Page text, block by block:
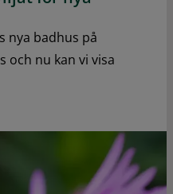
nya badhus på
och nu kan vi visa